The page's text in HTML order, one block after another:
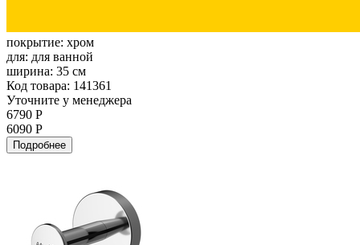
покрытие: хром
для: для ванной
ширина: 35 см
Код товара: 141361
Уточните у менеджера
6790 Р
6090 Р
Подробнее